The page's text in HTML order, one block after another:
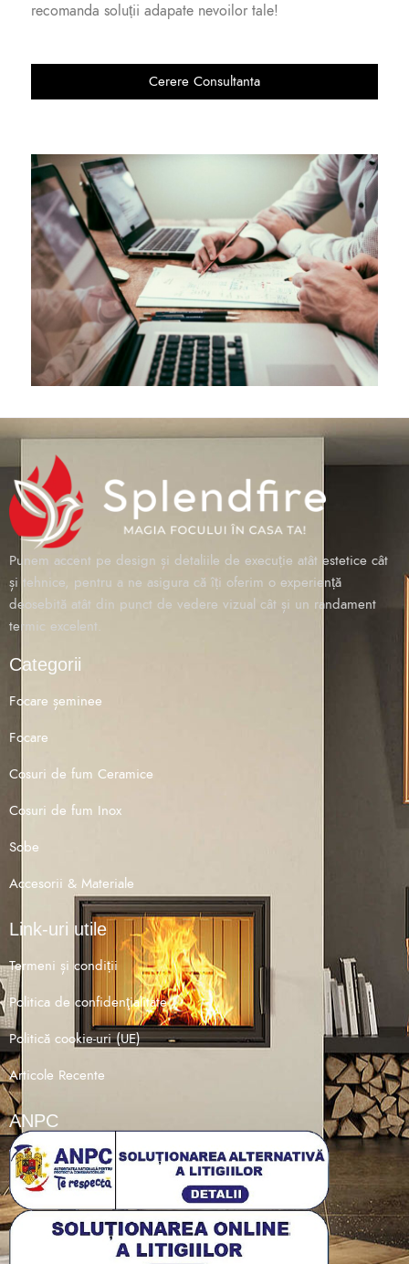
recomanda soluții adapate nevoilor tale!
Cerere Consultanta
Punem accent pe design și detaliile de execuție atât estetice cât
și tehnice, pentru a ne asigura că îți oferim o experiență
deosebită atât din punct de vedere vizual cât și un randament
termic excelent.
Categorii
Focare șeminee
Focare
Cosuri de fum Ceramice
Cosuri de fum Inox
Sobe
Accesorii & Materiale
Link-uri utile
Termeni și condiții
Politica de confidenţialitate
Politică cookie-uri (UE)
Articole Recente
ANPC